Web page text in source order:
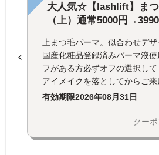
大人気☆【lashlift】ま
（上）通常5000円
上まつ毛パーマ。似合わせデザ
国産化粧品登録済みパーマ液
フがある方必ずオフの選択し
アイメイクを落としてからご来
有効期限2026年08月31日
クー